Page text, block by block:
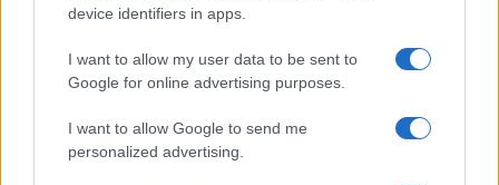
device identifiers in apps.
I want to allow my user data to be sent to
Google for online advertising purposes.
I want to allow Google to send me
personalized advertising.
reading su Atzeni
La Maddalena, festa per i 30 anni del Diving
center di Tegge